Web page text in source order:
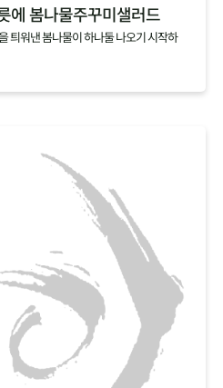
에 봄나물주꾸미샐러드
틔워낸 봄나물이 하나둘 나오기 시작하